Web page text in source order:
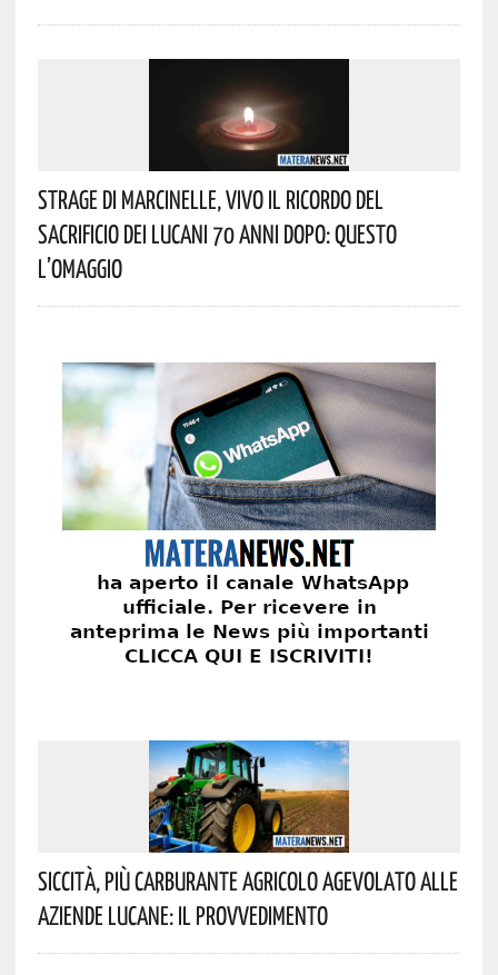
Strage Di Marcinelle, Vivo Il Ricordo Del
Sacrificio Dei Lucani 70 Anni Dopo: Questo
L’omaggio
Siccità, Più Carburante Agricolo Agevolato Alle
Aziende Lucane: Il Provvedimento